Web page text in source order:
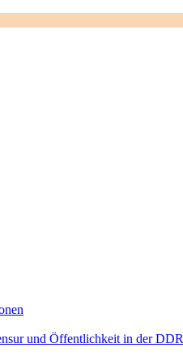
und Öffentlichkeit in der DDR